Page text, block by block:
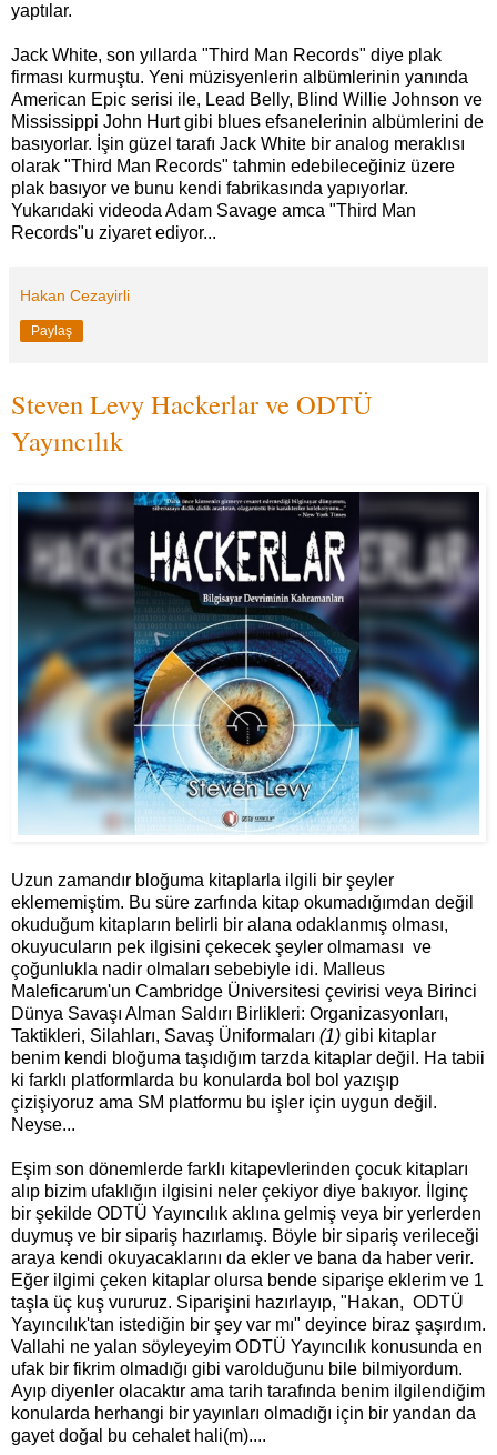
yaptılar.
Jack White, son yıllarda "Third Man Records" diye plak
firması kurmuştu. Yeni müzisyenlerin albümlerinin yanında
American Epic serisi ile, Lead Belly, Blind Willie Johnson ve
Mississippi John Hurt gibi blues efsanelerinin albümlerini de
basıyorlar. İşin güzel tarafı Jack White bir analog meraklısı
olarak "Third Man Records" tahmin edebileceğiniz üzere
plak basıyor ve bunu kendi fabrikasında yapıyorlar.
Yukarıdaki videoda Adam Savage amca "Third Man
Records"u ziyaret ediyor...
Hakan Cezayirli
Paylaş
Steven Levy Hackerlar ve ODTÜ
Yayıncılık
Uzun zamandır bloğuma kitaplarla ilgili bir şeyler
eklememiştim. Bu süre zarfında kitap okumadığımdan değil
okuduğum kitapların belirli bir alana odaklanmış olması,
okuyucuların pek ilgisini çekecek şeyler olmaması ve
çoğunlukla nadir olmaları sebebiyle idi. Malleus
Maleficarum'un Cambridge Üniversitesi çevirisi veya Birinci
Dünya Savaşı Alman Saldırı Birlikleri: Organizasyonları,
Taktikleri, Silahları, Savaş Üniformaları (1) gibi kitaplar
benim kendi bloğuma taşıdığım tarzda kitaplar değil. Ha tabii
ki farklı platformlarda bu konularda bol bol yazışıp
çizişiyoruz ama SM platformu bu işler için uygun değil.
Neyse...
Eşim son dönemlerde farklı kitapevlerinden çocuk kitapları
alıp bizim ufaklığın ilgisini neler çekiyor diye bakıyor. İlginç
bir şekilde ODTÜ Yayıncılık aklına gelmiş veya bir yerlerden
duymuş ve bir sipariş hazırlamış. Böyle bir sipariş verileceği
araya kendi okuyacaklarını da ekler ve bana da haber verir.
Eğer ilgimi çeken kitaplar olursa bende siparişe eklerim ve 1
taşla üç kuş vururuz. Siparişini hazırlayıp, "Hakan, ODTÜ
Yayıncılık'tan istediğin bir şey var mı" deyince biraz şaşırdım.
Vallahi ne yalan söyleyeyim ODTÜ Yayıncılık konusunda en
ufak bir fikrim olmadığı gibi varolduğunu bile bilmiyordum.
Ayıp diyenler olacaktır ama tarih tarafında benim ilgilendiğim
konularda herhangi bir yayınları olmadığı için bir yandan da
gayet doğal bu cehalet hali(m)....